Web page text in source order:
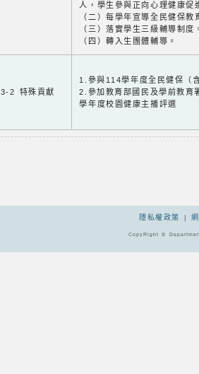
人，學生參與正向心理健康促
（二）每學年宣導全民健保教
（三）落實學生三級輔導制度
（四）轉入生團體輔導。
3-2 特殊貢獻
1.參與114學年度全民健保（
2.參加教育部國民及學前教
學年度校園健康主播評選
隱私權政策 |
CopyRight ©